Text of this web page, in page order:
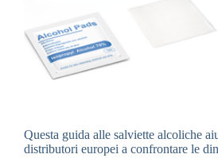
Questa guida alle salviette alcoliche
distributori europei a confrontare le